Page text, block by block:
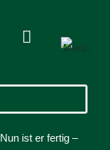

Nun ist er fertig –